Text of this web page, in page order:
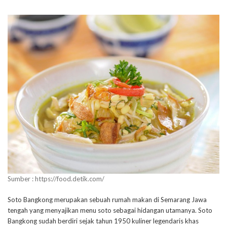
Sumber : https://food.detik.com/
Soto Bangkong merupakan sebuah rumah makan di Semarang Jawa
tengah yang menyajikan menu soto sebagai hidangan utamanya. Soto
Bangkong sudah berdiri sejak tahun 1950 kuliner legendaris khas